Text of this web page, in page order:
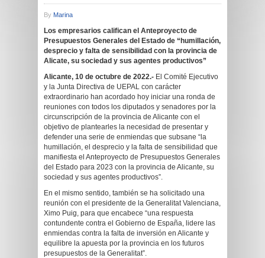
By Marina
Los empresarios califican el Anteproyecto de
Presupuestos Generales del Estado de “humillación,
desprecio y falta de sensibilidad con la provincia de
Alicate, su sociedad y sus agentes productivos”
Alicante, 10 de octubre de 2022.- El Comité Ejecutivo
y la Junta Directiva de UEPAL con carácter
extraordinario han acordado hoy iniciar una ronda de
reuniones con todos los diputados y senadores por la
circunscripción de la provincia de Alicante con el
objetivo de plantearles la necesidad de presentar y
defender una serie de enmiendas que subsane “la
humillación, el desprecio y la falta de sensibilidad que
manifiesta el Anteproyecto de Presupuestos Generales
del Estado para 2023 con la provincia de Alicante, su
sociedad y sus agentes productivos”.
En el mismo sentido, también se ha solicitado una
reunión con el presidente de la Generalitat Valenciana,
Ximo Puig, para que encabece “una respuesta
contundente contra el Gobierno de España, lidere las
enmiendas contra la falta de inversión en Alicante y
equilibre la apuesta por la provincia en los futuros
presupuestos de la Generalitat”.